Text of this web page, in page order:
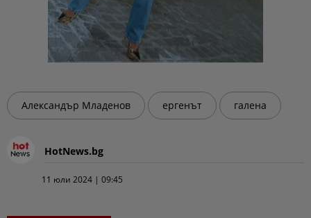
Александър Младенов ергенът галена
HotNews.bg
11 юли 2024 | 09:45